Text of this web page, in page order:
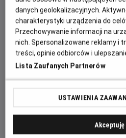
obecnego na planie tajemniczego
który sprawuje pieczę nad
propagandowym tonem.
Sytuację dodatkowo komplikuje
się z żoną jednego z wysoko
moment, w którym fikcja i
niebezpiecznie przenikać.
danych geolokalizacyjnych.
charakterystyki urządzenia do
Przechowywanie informacji na
nich. Spersonalizowane reklamy i
treści, opinie odbiorców i ulepszanie
Lista Zaufanych Partnerów
USTAWIENIA
Akceptuję